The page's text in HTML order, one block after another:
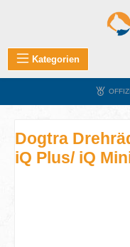
Zum Hauptinhalt springen
Kategorien
Dogtra
iQ Plus/ iQ